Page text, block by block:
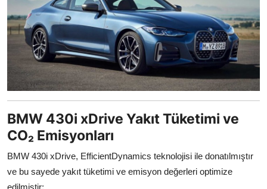
BMW 430i xDrive Yakıt Tüketimi ve
CO₂ Emisyonları
BMW 430i xDrive, EfficientDynamics teknolojisi ile donatılmıştır
ve bu sayede yakıt tüketimi ve emisyon değerleri optimize